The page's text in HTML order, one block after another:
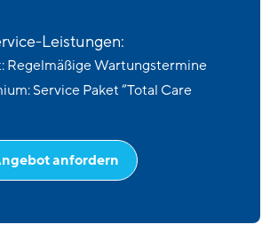
Leistungen:
Regelmäßige Wartungstermine
Service Paket “Total Care
anfordern